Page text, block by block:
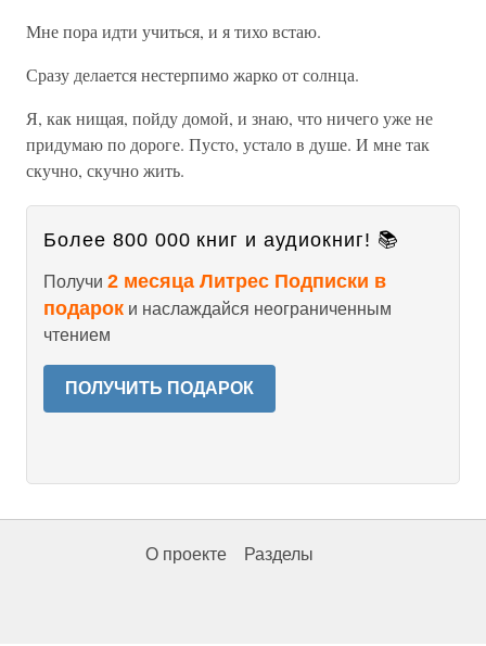
Мне пора идти учиться, и я тихо встаю.
Сразу делается нестерпимо жарко от солнца.
Я, как нищая, пойду домой, и знаю, что ничего уже не
придумаю по дороге. Пусто, устало в душе. И мне так
скучно, скучно жить.
Более 800 000 книг и аудиокниг! 📚
Получи 2 месяца Литрес Подписки в
подарок и наслаждайся неограниченным
чтением
ПОЛУЧИТЬ ПОДАРОК
О проекте Разделы